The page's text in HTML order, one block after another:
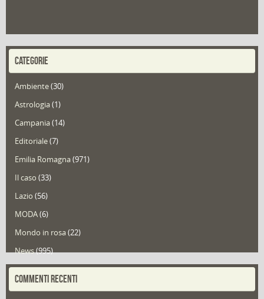
CATEGORIE
Ambiente(30)
Astrologia(1)
Campania(14)
Editoriale(7)
Emilia Romagna(971)
Il caso (33)
Lazio (56)
MODA(6)
Mondo in rosa(22)
News(995)
Portfolio(1)
COMMENTI RECENTI